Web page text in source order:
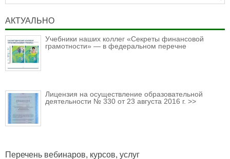
АКТУАЛЬНО
Учебники наших коллег «Секреты финансовой
грамотности» — в федеральном перечне
Лицензия на осуществление образовательной
деятельности № 330 от 23 августа 2016 г. >>
Перечень вебинаров, курсов, услуг